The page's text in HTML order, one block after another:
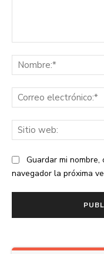
Guardar mi
navegador la próxima